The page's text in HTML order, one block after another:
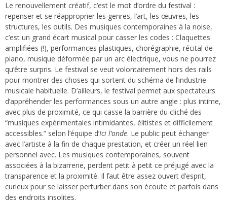
Le renouvellement créatif, c’est le mot d’ordre du festival :
repenser et se réapproprier les genres, l’art, les œuvres, les
structures, les outils. Des musiques contemporaines à la noise,
c’est un grand écart musical pour casser les codes : Claquettes
amplifiées (!), performances plastiques, chorégraphie, récital de
piano, musique déformée par un arc électrique, vous ne pourrez
qu’être surpris. Le festival se veut volontairement hors des rails
pour montrer des choses qui sortent du schéma de l’industrie
musicale habituelle. D’ailleurs, le festival permet aux spectateurs
d’appréhender les performances sous un autre angle : plus intime,
avec plus de proximité, ce qui casse la barrière du cliché des
“musiques expérimentales intimidantes, élitistes et difficilement
accessibles.” selon l’équipe d’Ici l’onde. Le public peut échanger
avec l’artiste à la fin de chaque prestation, et créer un réel lien
personnel avec. Les musiques contemporaines, souvent
associées à la bizarrerie, perdent petit à petit ce préjugé avec la
transparence et la proximité. Il faut être assez ouvert d’esprit,
curieux pour se laisser perturber dans son écoute et parfois dans
des endroits insolites.